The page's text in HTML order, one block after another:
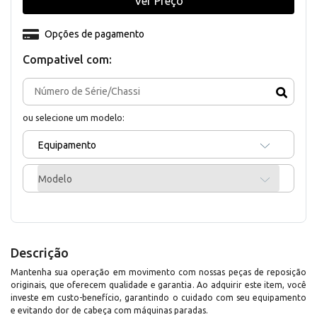
Compativel com:
ou selecione um modelo:
Equipamento
Modelo
Opções de pagamento
Descrição
Mantenha sua operação em movimento com nossas peças de reposição
originais, que oferecem qualidade e garantia. Ao adquirir este item, você
investe em custo-benefício, garantindo o cuidado com seu equipamento
e evitando dor de cabeça com máquinas paradas.